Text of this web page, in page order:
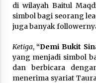
di wilayah Baitul
simbol bagi seorang
juga banyak
Ketiga,“Demi Bukit
yang menjadi simbol
dan berbicara
menerima syariat